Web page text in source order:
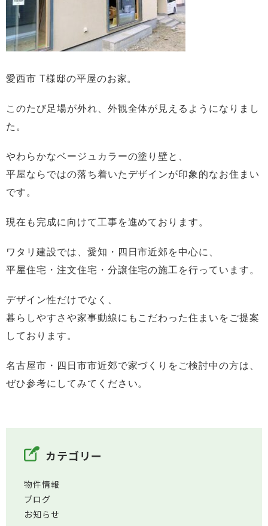
愛西市 T様邸の平屋のお家。
このたび足場が外れ、外観全体が見えるようになりまし
た。
やわらかなベージュカラーの塗り壁と、
平屋ならではの落ち着いたデザインが印象的なお住まい
です。
現在も完成に向けて工事を進めております。
ワタリ建設では、愛知・四日市近郊を中心に、
平屋住宅・注文住宅・分譲住宅の施工を行っています。
デザイン性だけでなく、
暮らしやすさや家事動線にもこだわった住まいをご提案
しております。
名古屋市・四日市市近郊で家づくりをご検討中の方は、
ぜひ参考にしてみてください。
カテゴリー
物件情報
ブログ
お知らせ